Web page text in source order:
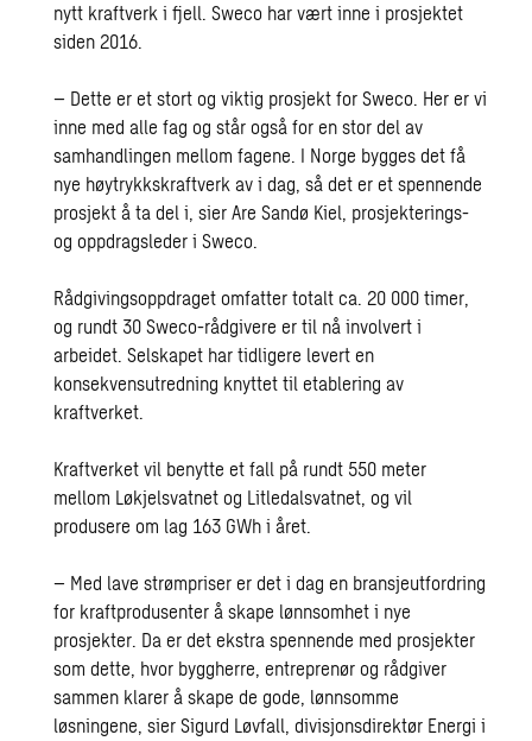
nytt kraftverk i fjell. Sweco har vært inne i prosjektet
siden 2016.
– Dette er et stort og viktig prosjekt for Sweco. Her er vi
inne med alle fag og står også for en stor del av
samhandlingen mellom fagene. I Norge bygges det få
nye høytrykkskraftverk av i dag, så det er et spennende
prosjekt å ta del i, sier Are Sandø Kiel, prosjekterings-
og oppdragsleder i Sweco.
Rådgivingsoppdraget omfatter totalt ca. 20 000 timer,
og rundt 30 Sweco-rådgivere er til nå involvert i
arbeidet. Selskapet har tidligere levert en
konsekvensutredning knyttet til etablering av
kraftverket.
Kraftverket vil benytte et fall på rundt 550 meter
mellom Løkjelsvatnet og Litledalsvatnet, og vil
produsere om lag 163 GWh i året.
– Med lave strømpriser er det i dag en bransjeutfordring
for kraftprodusenter å skape lønnsomhet i nye
prosjekter. Da er det ekstra spennende med prosjekter
som dette, hvor byggherre, entreprenør og rådgiver
sammen klarer å skape de gode, lønnsomme
løsningene, sier Sigurd Løvfall, divisjonsdirektør Energi i